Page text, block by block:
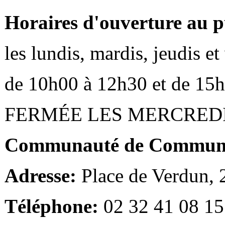
Horaires d'ouverture au
les lundis, mardis, jeudis et
de 10h00 à 12h30 et de
FERMÉE LES
Communauté de
Adresse: Place de Verdun,
Téléphone: 02 32 41 08 15